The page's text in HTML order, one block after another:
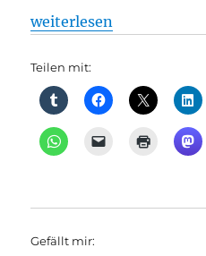
„Messe: Die Zukunft
weiterlesen
Teilen mit:
Gefällt mir: